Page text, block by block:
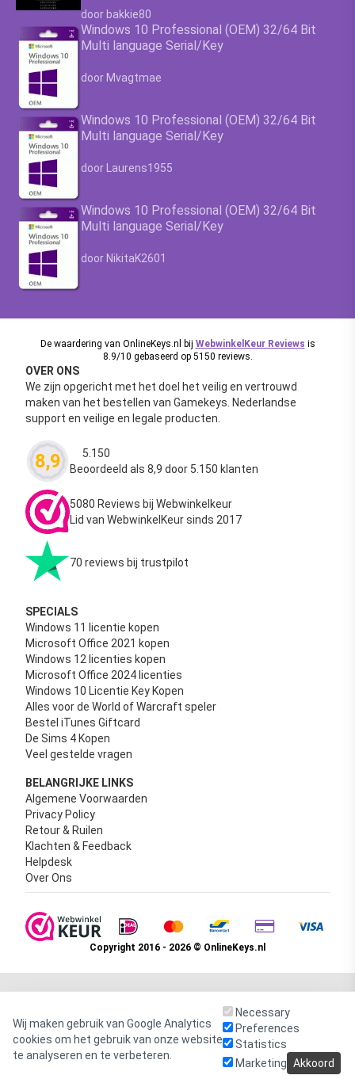
Waardering4.63
door bakkie80
Windows 10 Professional (OEM) 32/64 Bit
Multi language Serial/Key
Waardering4.63
door Mvagtmae
Windows 10 Professional (OEM) 32/64 Bit
Multi language Serial/Key
Waardering4.63uit 5
door Laurens1955
Windows 10 Professional (OEM) 32/64 Bit
Multi language Serial/Key
Waardering4.63
door NikitaK2601
De waardering van OnlineKeys.nl bij WebwinkelKeur Reviews is
8.9/10 gebaseerd op 5150 reviews.
OVER ONS
We zijn opgericht met het doel het veilig en vertrouwd
maken van het bestellen van Gamekeys. Nederlandse
support en veilige en legale producten.
8,9 Waardering
5.150
Beoordeeld als 8,9 door 5.150 klanten
5080 Reviews bij Webwinkelkeur
Lid van WebwinkelKeur sinds 2017
70 reviews bij trustpilot
SPECIALS
Windows 11 licentie kopen
Microsoft Office 2021 kopen
Windows 12 licenties kopen
Microsoft Office 2024 licenties
Windows 10 Licentie Key Kopen
Alles voor de World of Warcraft speler
Bestel iTunes Giftcard
De Sims 4 Kopen
Veel gestelde vragen
BELANGRIJKE LINKS
Algemene Voorwaarden
Privacy Policy
Retour & Ruilen
Klachten & Feedback
Helpdesk
Over Ons
Copyright 2016 - 2026 © OnlineKeys.nl
Wij maken gebruik van Google Analytics
cookies om het gebruik van onze website
te analyseren en te verbeteren.
Necessary
Preferences
Statistics
Marketing Akkoord